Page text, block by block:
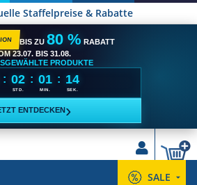
Staffelpreise & Rabatte
BIS ZU 80 % RABATT
23.07. BIS 31.08.
PRODUKTE
: 02
STD.
: 01
MIN.
: 14
SEK.
ENTDECKEN ›
SALE